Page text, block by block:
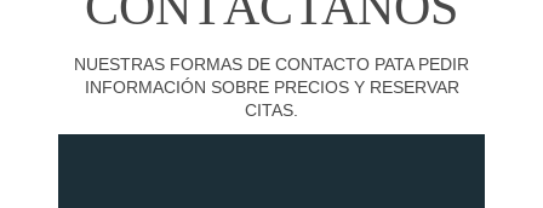
NUESTRAS FORMAS DE CONTACTO PATA PEDIR
INFORMACIÓN SOBRE PRECIOS Y RESERVAR
CITAS.